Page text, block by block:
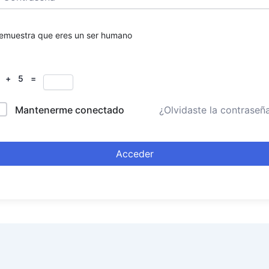
que eres un ser humano
+ 5 =
Mantenerme conectado ¿Olvidaste la
Acceder